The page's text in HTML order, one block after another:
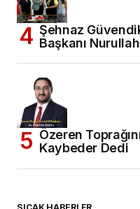
Şehnaz
Başkanı
Özeren
Kaybeder Dedi